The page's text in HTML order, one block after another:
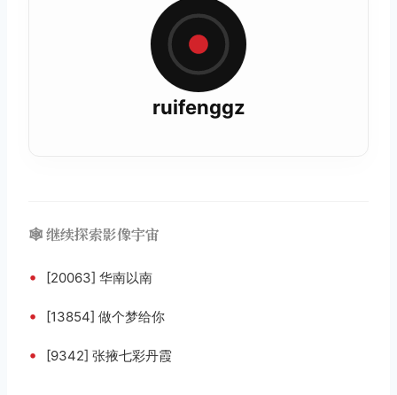
ruifenggz
🕸️ 继续探索影像宇宙
• [20063] 华南以南
• [13854] 做个梦给你
• [9342] 张掖七彩丹霞